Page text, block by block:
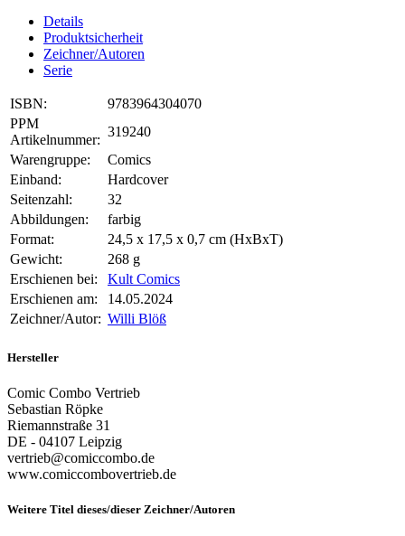
Details
Produktsicherheit
Zeichner/Autoren
Serie
ISBN:
9783964304070
PPM
Artikelnummer:
319240
Warengruppe:
Comics
Einband:
Hardcover
Seitenzahl:
32
Abbildungen:
farbig
Format:
24,5 x 17,5 x 0,7 cm (HxBxT)
Gewicht:
268 g
Erschienen bei:
Kult Comics
Erschienen am:
14.05.2024
Zeichner/Autor: Willi Blöß
Hersteller
Comic Combo Vertrieb
Sebastian Röpke
Riemannstraße 31
DE - 04107 Leipzig
vertrieb@comiccombo.de
www.comiccombovertrieb.de
Weitere Titel dieses/dieser Zeichner/Autoren